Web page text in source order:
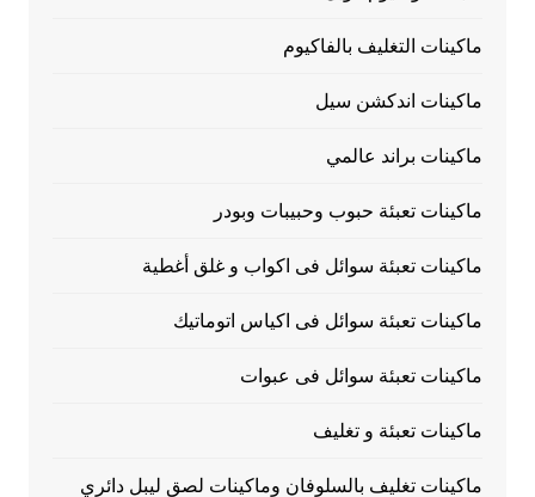
ماكينات التغليف بالفاكيوم
ماكينات اندكشن سيل
ماكينات براند عالمي
ماكينات تعبئة حبوب وحبيبات وبودر
ماكينات تعبئة سوائل فى اكواب و غلق أغطية
ماكينات تعبئة سوائل فى اكياس اتوماتيك
ماكينات تعبئة سوائل فى عبوات
ماكينات تعبئة و تغليف
ماكينات تغليف بالسلوفان وماكينات لصق ليبل دائري